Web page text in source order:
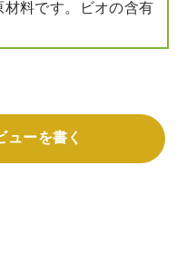
材料です。ビオの含有
ューを書く